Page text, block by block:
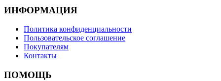
ИНФОРМАЦИЯ
Политика конфиденциальности
Пользовательское соглашение
Покупателям
Контакты
ПОМОЩЬ